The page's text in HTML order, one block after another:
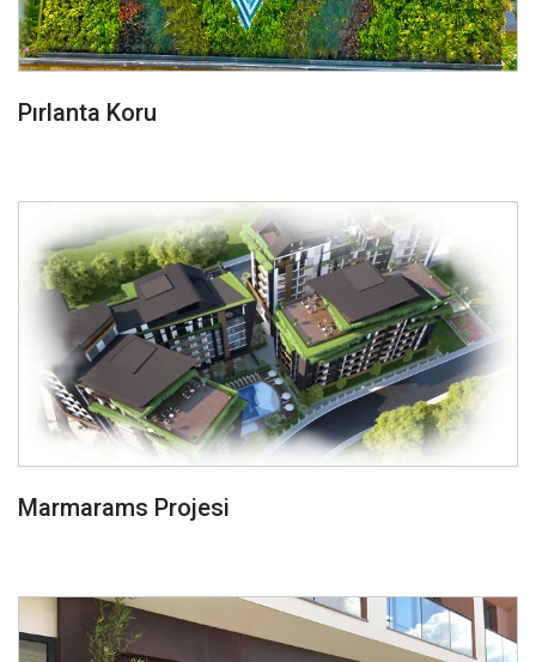
Pırlanta Koru
Marmarams Projesi